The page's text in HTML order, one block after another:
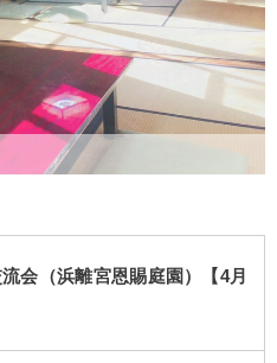
会（浜離宮恩賜庭園 ）【4月